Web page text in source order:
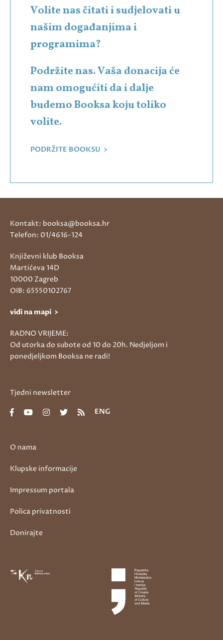
Volite nas čitati i sudjelovati u
našim događanjima i
programima?
Podržite nas. Vaša donacija će
nam omogućiti da i dalje
budemo Booksa koju toliko
volite.
PODRŽITE BOOKSU >
O nama
Klupske informacije
Impressum portala
Polica privatnosti
Donirajte
Kontakt: booksa@booksa.hr
Telefon: 01/4616-124
Književni klub Booksa
Martićeva 14D
10000 Zagreb
OIB: 65550102767
vidi na mapi >
RADNO VRIJEME:
Od utorka do subote od 10 do 20h. Nedjeljom i
ponedjeljkom Booksa ne radi!
Tjedni newsletter
ENG